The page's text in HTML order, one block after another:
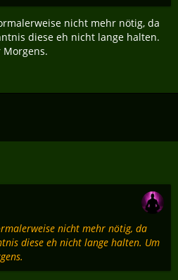
nicht mehr nötig, da
diese eh nicht lange halten.
Morgens.
nicht mehr nötig, da
diese eh nicht lange halten. Um